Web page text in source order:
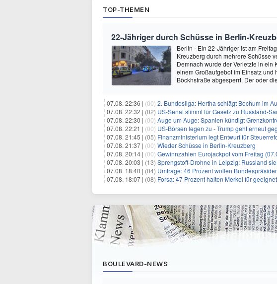
TOP-THEMEN
22-Jähriger durch Schüsse in Berlin-
Berlin - Ein 22-Jähriger ist am
Kreuzberg durch mehrere Schüsse
Demnach wurde der Verletzte in
einem Großaufgebot im Einsatz und
Böckhstraße abgesperrt. Der oder
07.08. 22:36 | (00) 2. Bundesliga: Hertha schlägt Bochum im
07.08. 22:32 | (02) US-Senat stimmt für Gesetz zu Russland-
07.08. 22:30 | (00) Auge um Auge: Spanien kündigt
07.08. 22:21 | (00) US-Börsen legen zu - Trump geht erneut
07.08. 21:45 | (05) Finanzministerium legt Entwurf für
07.08. 21:37 | (00) Wieder Schüsse in Berlin-Kreuzberg
07.08. 20:14 | (00) Gewinnzahlen Eurojackpot vom Freitag
07.08. 20:03 | (13) Sprengstoff-Drohne in Leipzig: Russland
07.08. 18:40 | (04) Umfrage: 46 Prozent wollen
07.08. 18:07 | (08) Forsa: 47 Prozent halten Merkel für
BOULEVARD-NEWS